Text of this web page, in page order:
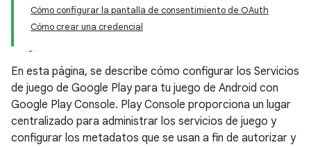
Cómo configurar la pantalla de consentimiento de OAuth
Cómo crear una credencial
En esta página, se describe cómo configurar los Servicios
de juego de Google Play para tu juego de Android con
Google Play Console. Play Console proporciona un lugar
centralizado para administrar los servicios de juego y
configurar los metadatos que se usan a fin de autorizar y